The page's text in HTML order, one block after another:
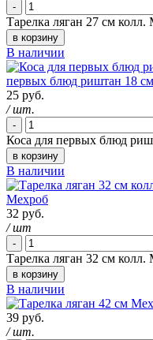
-
Тарелка ляган 27 см колл.
в корзину
В наличии
первых блюд риштан 18
25 руб.
/ шт.
-
Коса для первых блюд
в корзину
В наличии
Мехроб
32 руб.
/ шт
-
Тарелка ляган 32 см колл.
в корзину
В наличии
39 руб.
/ шт.